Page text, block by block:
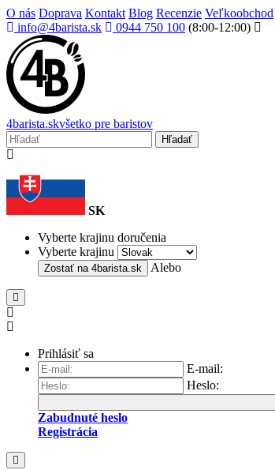
O nás Doprava Kontakt Blog Recenzie Veľkoobchod
info@4barista.sk
0944 750 100 (8:00-12:00)
4barista.skvšetko pre baristov
Hľadať
SK
Vyberte krajinu doručenia
Vyberte krajinu
Zostať na 4barista.sk Alebo
Prihlásiť sa
E-mail:
Heslo:
Zabudnuté heslo
Registrácia